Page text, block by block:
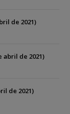
de 2021)
abril de 2021)
de 2021)